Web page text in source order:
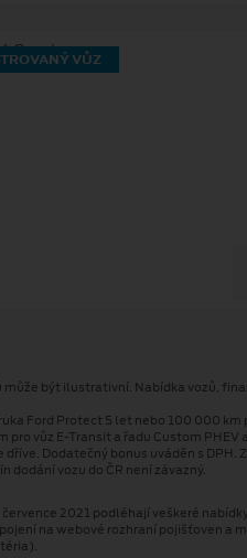
VŮZ
může být ilustrativní. Nabídka vozů,
Ford Protect 5 let nebo 100 000 km
pro vůz E-Transit a řadu Custom
Dodatečný bonus uváděn s
dodání vozu do ČR není závazný.
července 2021 podléhají veškeré
na webové rozhraní pojišťoven a